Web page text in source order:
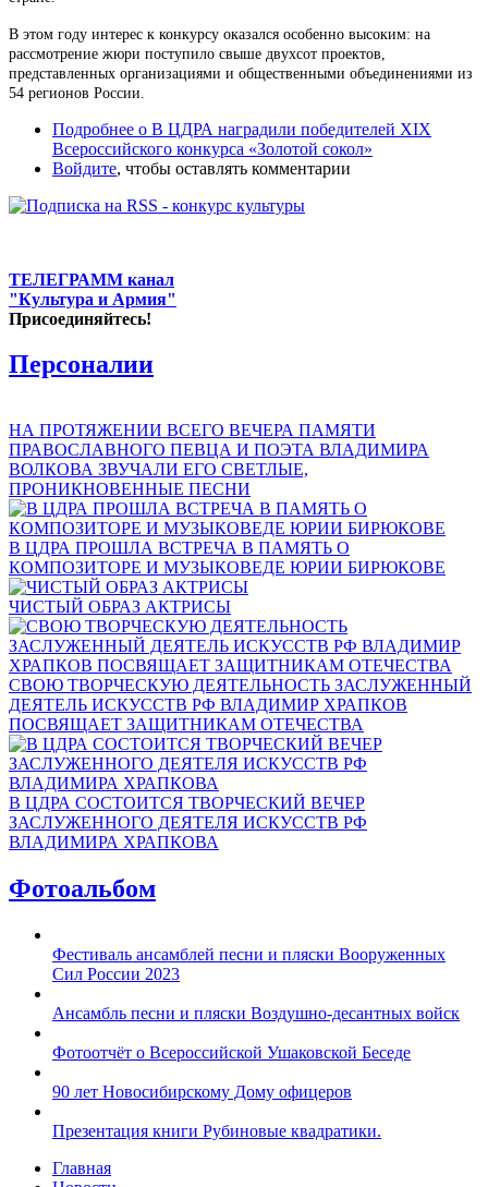
В этом году интерес к конкурсу оказался особенно высоким: на
рассмотрение жюри поступило свыше двухсот проектов,
представленных организациями и общественными объединениями из
54 регионов России.
Подробнее о В ЦДРА наградили победителей XIX
Всероссийского конкурса «Золотой сокол»
Войдите, чтобы оставлять комментарии
ТЕЛЕГРАММ канал
"Культура и Армия"
Присоединяйтесь!
Персоналии
НА ПРОТЯЖЕНИИ ВСЕГО ВЕЧЕРА ПАМЯТИ
ПРАВОСЛАВНОГО ПЕВЦА И ПОЭТА ВЛАДИМИРА
ВОЛКОВА ЗВУЧАЛИ ЕГО СВЕТЛЫЕ,
ПРОНИКНОВЕННЫЕ ПЕСНИ
В ЦДРА ПРОШЛА ВСТРЕЧА В ПАМЯТЬ О
КОМПОЗИТОРЕ И МУЗЫКОВЕДЕ ЮРИИ БИРЮКОВЕ
ЧИСТЫЙ ОБРАЗ АКТРИСЫ
СВОЮ ТВОРЧЕСКУЮ ДЕЯТЕЛЬНОСТЬ ЗАСЛУЖЕННЫЙ
ДЕЯТЕЛЬ ИСКУССТВ РФ ВЛАДИМИР ХРАПКОВ
ПОСВЯЩАЕТ ЗАЩИТНИКАМ ОТЕЧЕСТВА
В ЦДРА СОСТОИТСЯ ТВОРЧЕСКИЙ ВЕЧЕР
ЗАСЛУЖЕННОГО ДЕЯТЕЛЯ ИСКУССТВ РФ
ВЛАДИМИРА ХРАПКОВА
Фотоальбом
Фестиваль ансамблей песни и пляски Вооруженных
Сил России 2023
Ансамбль песни и пляски Воздушно-десантных войск
Фотоотчёт о Всероссийской Ушаковской Беседе
90 лет Новосибирскому Дому офицеров
Презентация книги Рубиновые квадратики.
Главная